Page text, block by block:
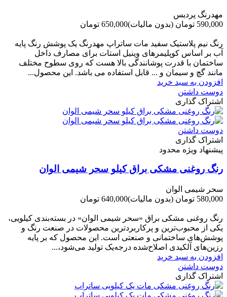
مهدرنگ پردیس
590,000 تومان
(بدون مالیات)650,000 تومان
رنگ نیم پلاستیک سفید مات ساتراپ مهدرنگ یک پوشش رنگ پایه
آب بر اساس کوپلیمرهای وینیل استات برای مصارف داخل
ساختمان با قدرت پوشانندگی بالا هست که روی سطوح مختلف
مانند گچ و سیمان و ... قابل استفاده می باشد. این محصول...
افزودن به سبد خرید
دوست داشتن
اشتراک گذاری
دوست داشتن
اشتراک گذاری
پیشنهاد ویژه محدود
رنگ روغنی مشکی براق کیلو سحر شیمی الوان
سحر شیمی الوان
580,000 تومان
(بدون مالیات)640,000 تومان
رنگ روغنی مشکی براق «سحر شیمی الوان» در بسته‌بندی کیلویی،
یکی از محبوب‌ترین و پرکاربردترین محصولات در صنعت رنگ و
پوشش‌های ساختمانی و صنعتی است. این محصول که بر پایه
رزین‌های آلکیدی اصلاح‌شده درجه‌یک تولید می‌شود،...
افزودن به سبد خرید
دوست داشتن
اشتراک گذاری